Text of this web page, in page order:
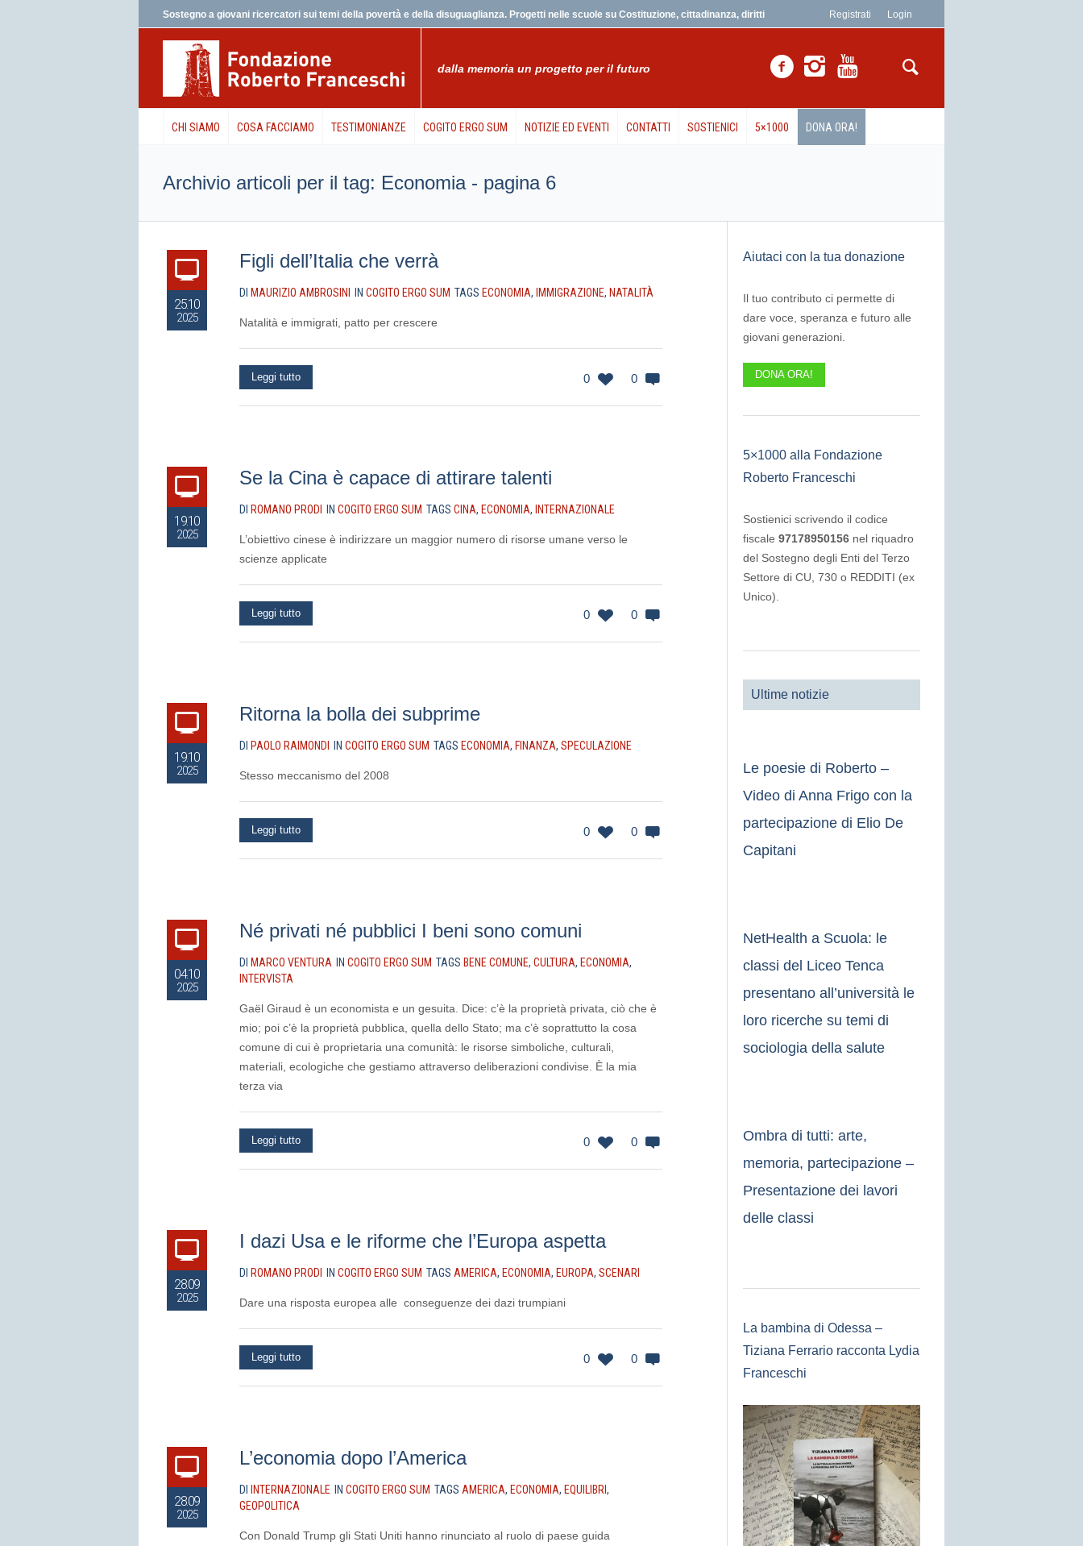
Registrati Login
Sostegno a giovani ricercatori sui temi della povertà e della disuguaglianza. Progetti nelle scuole su Costituzione, cittadinanza, diritti
dalla memoria un progetto per il futuro
CHI SIAMO COSA FACCIAMO TESTIMONIANZE COGITO ERGO SUM NOTIZIE ED EVENTI CONTATTI SOSTIENICI 5×1000 DONA ORA!
Archivio articoli per il tag: Economia - pagina 6
25.10
2025
Figli dell’Italia che verrà
DI MAURIZIO AMBROSINI IN COGITO ERGO SUM TAGS ECONOMIA, IMMIGRAZIONE, NATALITÀ
Natalità e immigrati, patto per crescere
0 0
Leggi tutto
19.10
2025
Se la Cina è capace di attirare talenti
DI ROMANO PRODI IN COGITO ERGO SUM TAGS CINA, ECONOMIA, INTERNAZIONALE
L’obiettivo cinese è indirizzare un maggior numero di risorse umane verso le
scienze applicate
0 0
Leggi tutto
19.10
2025
Ritorna la bolla dei subprime
DI PAOLO RAIMONDI IN COGITO ERGO SUM TAGS ECONOMIA, FINANZA, SPECULAZIONE
Stesso meccanismo del 2008
0 0
Leggi tutto
04.10
2025
Né privati né pubblici I beni sono comuni
DI MARCO VENTURA IN COGITO ERGO SUM TAGS BENE COMUNE, CULTURA, ECONOMIA,
INTERVISTA
Gaël Giraud è un economista e un gesuita. Dice: c’è la proprietà privata, ciò che è
mio; poi c’è la proprietà pubblica, quella dello Stato; ma c’è soprattutto la cosa
comune di cui è proprietaria una comunità: le risorse simboliche, culturali,
materiali, ecologiche che gestiamo attraverso deliberazioni condivise. È la mia
terza via
0 0
Leggi tutto
28.09
2025
I dazi Usa e le riforme che l’Europa aspetta
DI ROMANO PRODI IN COGITO ERGO SUM TAGS AMERICA, ECONOMIA, EUROPA, SCENARI
Dare una risposta europea alle conseguenze dei dazi trumpiani
0 0
Leggi tutto
28.09
2025
L’economia dopo l’America
DI INTERNAZIONALE IN COGITO ERGO SUM TAGS AMERICA, ECONOMIA, EQUILIBRI ,
GEOPOLITICA
Con Donald Trump gli Stati Uniti hanno rinunciato al ruolo di paese guida
Aiutaci con la tua donazione
Il tuo contributo ci permette di
dare voce, speranza e futuro alle
giovani generazioni.
DONA ORA!
5×1000 alla Fondazione
Roberto Franceschi
Sostienici scrivendo il codice
fiscale97178950156 nel riquadro
del Sostegno degli Enti del Terzo
Settore di CU, 730 o REDDITI (ex
Unico).
Ultime notizie
Le poesie di Roberto –
Video di Anna Frigo con la
partecipazione di Elio De
Capitani
NetHealth a Scuola: le
classi del Liceo Tenca
presentano all’università le
loro ricerche su temi di
sociologia della salute
Ombra di tutti: arte,
memoria, partecipazione –
Presentazione dei lavori
delle classi
La bambina di Odessa –
Tiziana Ferrario racconta Lydia
Franceschi